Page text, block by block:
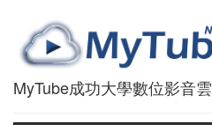
MyTube成功大學數位影音雲